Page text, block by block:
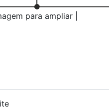
para ampliar |